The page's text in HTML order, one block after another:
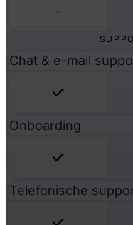
-
Chat & e-mail
Onboarding
Telefonische